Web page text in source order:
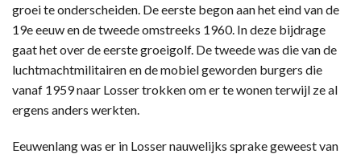
groei te onderscheiden. De eerste begon aan het eind van de
19e eeuw en de tweede omstreeks 1960. In deze bijdrage
gaat het over de eerste groeigolf. De tweede was die van de
luchtmachtmilitairen en de mobiel geworden burgers die
vanaf 1959 naar Losser trokken om er te wonen terwijl ze al
ergens anders werkten.
Eeuwenlang was er in Losser nauwelijks sprake geweest van